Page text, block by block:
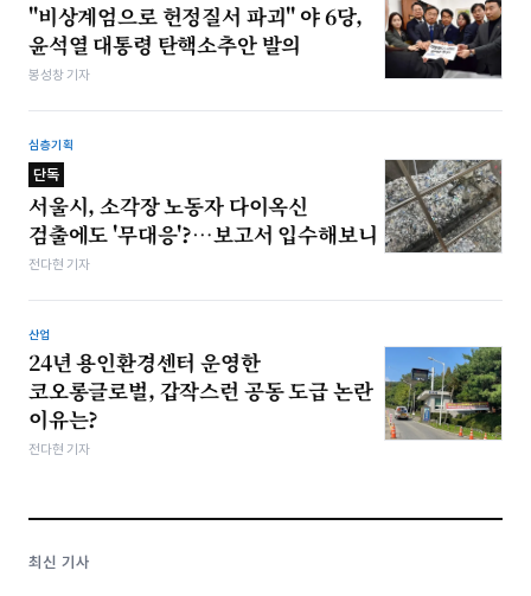
"비상계엄으로 헌정질서 파괴" 야 6당,
윤석열 대통령 탄핵소추안 발의
봉성창 기자
심층기획
단독
서울시, 소각장 노동자 다이옥신
검출에도 '무대응'?…보고서 입수해보니
전다현 기자
산업
24년 용인환경센터 운영한
코오롱글로벌, 갑작스런 공동 도급 논란
이유는?
전다현 기자
최신 기사